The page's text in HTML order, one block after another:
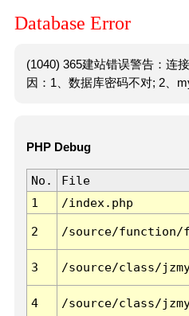
Database Error
(1040) 365建站错误警告：连
因：1、数据库密码不对; 2、
PHP Debug
No. File
1
/index.php
2 /source/function/
3 /source/class/
4 /source/class/